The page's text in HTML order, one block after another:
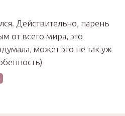
Действительно, парень
от всего мира, это
может это не так уж